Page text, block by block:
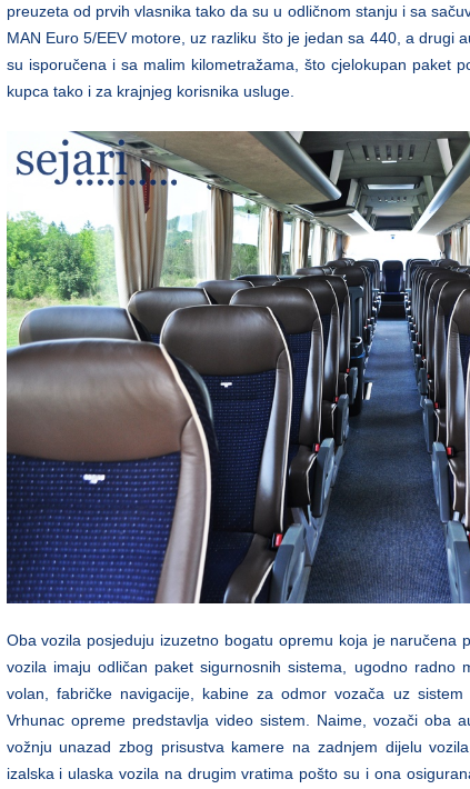
preuzeta od prvih vlasnika tako da su u odličnom stanju i sa
MAN Euro 5/EEV motore, uz razliku što je jedan sa 440, a drugi
su isporučena i sa malim kilometražama, što cjelokupan paket
kupca tako i za krajnjeg korisnika usluge.
Oba vozila posjeduju izuzetno bogatu opremu koja je naručena
vozila imaju odličan paket sigurnosnih sistema, ugodno radno
volan, fabričke navigacije, kabine za odmor vozača uz sistem
Vrhunac opreme predstavlja video sistem. Naime, vozači oba
vožnju unazad zbog prisustva kamere na zadnjem dijelu
izalska i ulaska vozila na drugim vratima pošto su i ona